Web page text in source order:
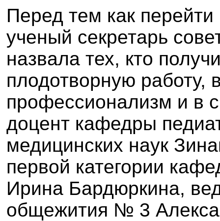
Перед тем как
ученый секретарь
назвала тех, кто
плодотворную работу,
профессионализм и в
доцент кафедры
медицинских наук
первой категории
Ирина Бардюркина,
общежития № 3